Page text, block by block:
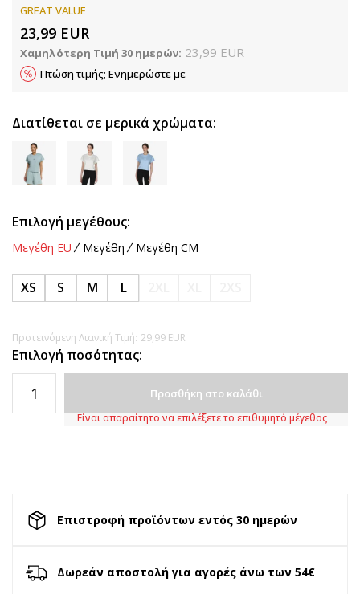
GREAT VALUE
23,99 EUR
Χαμηλότερη Τιμή 30 ημερών: 23,99 EUR
Πτώση τιμής; Ενημερώστε με
Διατίθεται σε μερικά χρώματα:
Επιλογή μεγέθους:
Μεγέθη EU Μεγέθη Μεγέθη CM
XS S M L
Προτεινόμενη Λιανική Τιμή: 29,99 EUR
Επιλογή ποσότητας:
Προσθήκη στο καλάθι
Είναι απαραίτητο να επιλέξετε το επιθυμητό μέγεθος
Επιστροφή προϊόντων εντός 30 ημερών
Δωρεάν αποστολή για αγορές άνω των 54€